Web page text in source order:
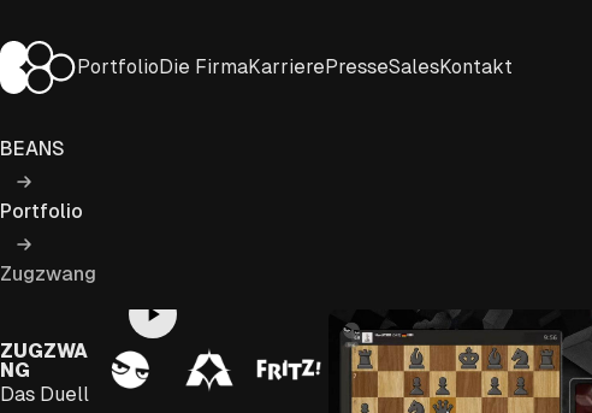
Inhalt
springen
BEANS Entertainment
PortfolioDie FirmaKarrierePresseSalesKontakt
BEANS
Portfolio
Zugzwang
Play
Video
ZUGZWA
NG
Das Duell